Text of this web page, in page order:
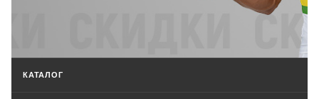
КАТАЛОГ